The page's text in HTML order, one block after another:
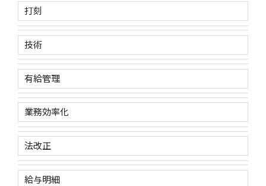
打刻
技術
有給管理
業務効率化
法改正
給与明細